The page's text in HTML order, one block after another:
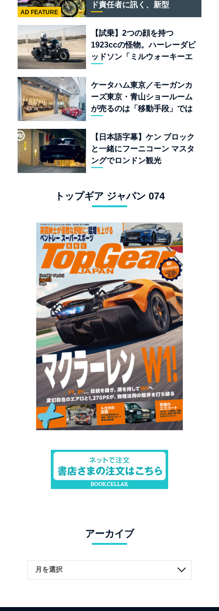
ド責任者に訊く、新型
「BULLET 650」と“時間の
質”を愛する理由
AD FEATURE
【試乗】2つの顔を持つ
1923ccの怪物。ハーレーダビ
ッドソン「ミルウォーキーエ
ケータハム東京／モーガンカ
ーズ東京・青山ショールーム
が売るのは「移動手段」では
【日本語字幕】ケン ブロック
と一緒にフーニコーン マスタ
ングでロンドン観光
トップギア ジャパン 074
アーカイブ